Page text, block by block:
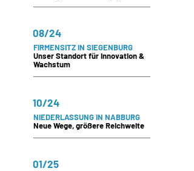
08/24
FIRMENSITZ IN SIEGENBURG
Unser Standort für Innovation &
Wachstum
10/24
NIEDERLASSUNG IN NABBURG
Neue Wege, größere Reichweite
01/25